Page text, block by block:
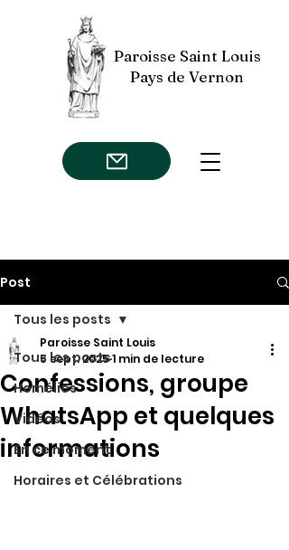
Paroisse Saint Louis
Pays de Vernon
Post
Tous les posts
Homélies
Vidéos
En ce moment
Horaires et Célébrations
Tous les posts
Confessions, groupe
WhatsApp et quelques
informations
Paroisse Saint Louis
5 sept. 20251 min de lecture